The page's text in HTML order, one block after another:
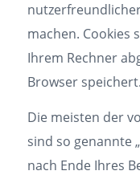
machen. Cookies
Ihrem Rechner
Browser speichert.
Die meisten der
sind so genannte
nach Ende Ihres